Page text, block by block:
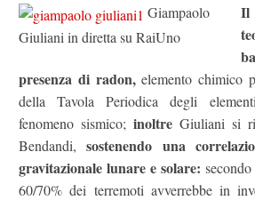
Giampaolo
Giuliani in diretta su RaiUno
Il
presenza di radon,elemento chimico
della Tavola Periodica degli
fenomeno sismico; inoltreGiuliani si
Bendandi,sostenendo una
gravitazionale lunare e solare:
60/70% dei terremoti avverrebbe in